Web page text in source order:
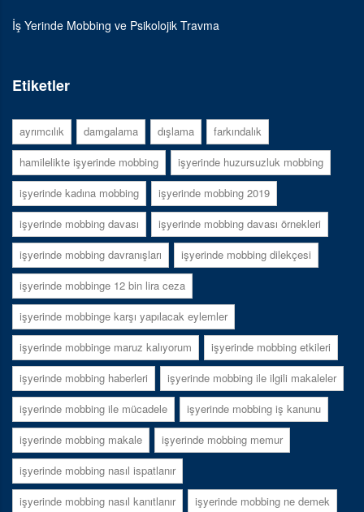
İş Yerinde Mobbing ve Psikolojik Travma
Etiketler
ayrımcılık damgalama dışlama
farkındalık
hamilelikte işyerinde mobbing
işyerinde huzursuzluk mobbing
işyerinde kadına mobbing
işyerinde mobbing 2019
işyerinde mobbing davası
işyerinde mobbing davası örnekleri
işyerinde mobbing davranışları
işyerinde mobbing dilekçesi
işyerinde mobbinge 12 bin lira ceza
işyerinde mobbinge karşı yapılacak eylemler
işyerinde mobbinge maruz kalıyorum
işyerinde mobbing etkileri
işyerinde mobbing haberleri
işyerinde mobbing ile ilgili makaleler
işyerinde mobbing ile mücadele
işyerinde mobbing iş kanunu
işyerinde mobbing makale
işyerinde mobbing memur
işyerinde mobbing nasıl ispatlanır
işyerinde mobbing nasıl kanıtlanır
işyerinde mobbing ne demek